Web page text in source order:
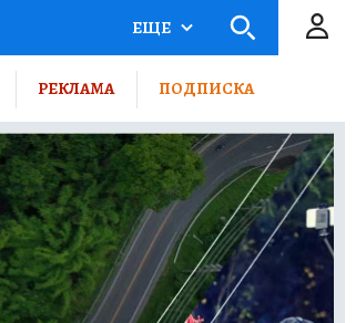
ЕЩЕ
РЕКЛАМА ПОДПИСКА